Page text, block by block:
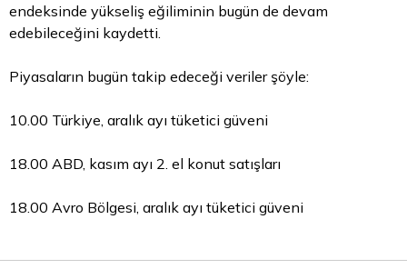
endeksinde yükseliş eğiliminin bugün de devam
edebileceğini kaydetti.
Piyasaların bugün takip edeceği veriler şöyle:
10.00 Türkiye, aralık ayı tüketici güveni
18.00 ABD, kasım ayı 2. el konut satışları
18.00 Avro Bölgesi, aralık ayı tüketici güveni